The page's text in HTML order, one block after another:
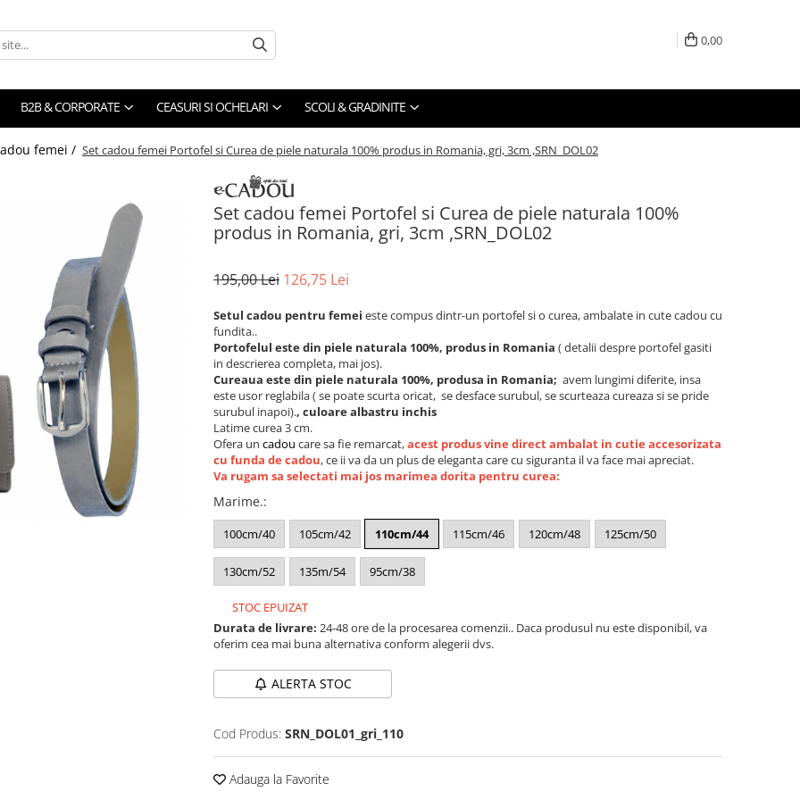
0,00
B2B & CORPORATE CEASURI SI OCHELARI SCOLI & GRADINITE
femei / Set cadou femei Portofel si Curea de piele naturala 100% produs in Romania, gri, 3cm ,SRN_DOL02
Set cadou femei Portofel si Curea de piele naturala 100%
produs in Romania, gri, 3cm ,SRN_DOL02
195,00 Lei 126,75 Lei
Setul cadou pentru femei este compus dintr-un portofel si o curea, ambalate in cute cadou cu
fundita..
Portofelul este din piele naturala 100%, produs in Romania ( detalii despre portofel gasiti
in descrierea completa, mai jos).
Cureaua este din piele naturala 100%, produsa in Romania; avem lungimi diferite, insa
este usor reglabila ( se poate scurta oricat, se desface surubul, se scurteaza cureaza si se pride
surubul inapoi)., culoare albastru inchis
Latime curea 3 cm.
Ofera un cadou care sa fie remarcat,acest produs vine direct ambalat in cutie accesorizata
cu funda de cadou, ce ii va da un plus de eleganta care cu siguranta il va face mai apreciat.
Va rugam sa selectati mai jos marimea dorita pentru curea:
Marime.:
100cm/40 105cm/42 110cm/44 115cm/46 120cm/48 125cm/50
130cm/52 135m/54 95cm/38
STOC EPUIZAT
Durata de livrare: 24-48 ore de la procesarea comenzii.. Daca produsul nu este disponibil, va
oferim cea mai buna alternativa conform alegerii dvs.
ALERTA STOC
Cod Produs: SRN_DOL01_gri_110
Adauga la Favorite